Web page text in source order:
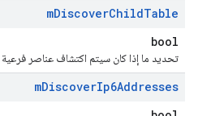
mDiscoverChildTable
bool
تحديد ما إذا كان سيتم اكتشاف عناصر
mDiscoverIp6Addresses